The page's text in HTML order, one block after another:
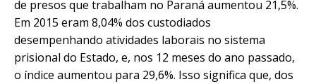
de presos que trabalham no Paraná aumentou 21,5%.
Em 2015 eram 8,04% dos custodiados
desempenhando atividades laborais no sistema
prisional do Estado, e, nos 12 meses do ano passado,
o índice aumentou para 29,6%. Isso significa que, dos